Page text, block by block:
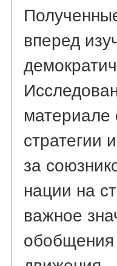
вперед
стратегии
за
нации на
важное
обобщения